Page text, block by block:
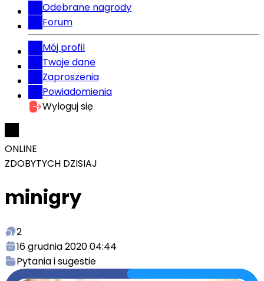
Odebrane nagrody
Forum
Mój profil
Twoje dane
Zaproszenia
Powiadomienia
Wyloguj się
ONLINE
ZDOBYTYCH DZISIAJ
minigry
2
16 grudnia 2020 04:44
Pytania i sugestie